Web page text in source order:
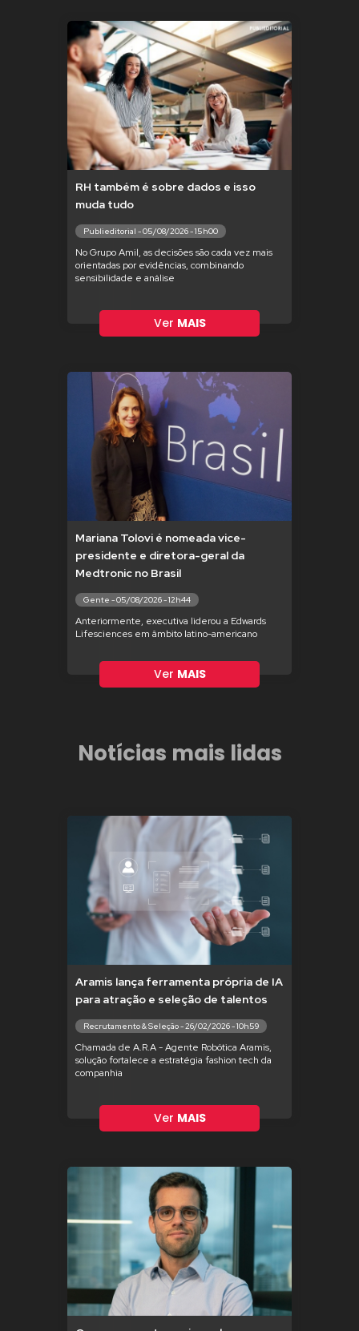
RH também é sobre dados e isso
muda tudo
Publieditorial - 05/08/2026 - 15h00
No Grupo Amil, as decisões são cada vez mais
orientadas por evidências, combinando
sensibilidade e análise
Ver MAIS
Mariana Tolovi é nomeada vice-
presidente e diretora-geral da
Medtronic no Brasil
Gente - 05/08/2026 - 12h44
Anteriormente, executiva liderou a Edwards
Lifesciences em âmbito latino-americano
Ver MAIS
Notícias mais lidas
Aramis lança ferramenta própria de IA
para atração e seleção de talentos
Recrutamento & Seleção - 26/02/2026 - 10h59
Chamada de A.R.A - Agente Robótica Aramis,
solução fortalece a estratégia fashion tech da
companhia
Ver MAIS